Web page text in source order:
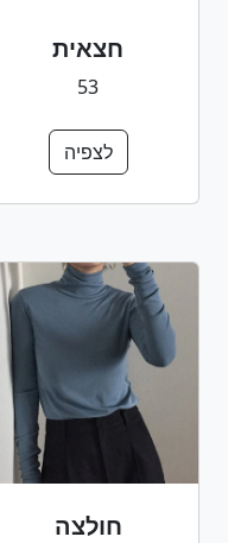
חצאית
53
לצפיה
חולצה